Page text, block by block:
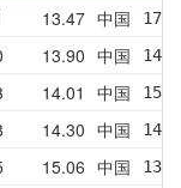
13.47 中国
13.90 中国
14.01 中国
14.30 中国
15.06 中国